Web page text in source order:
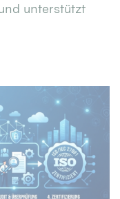
unterstützt